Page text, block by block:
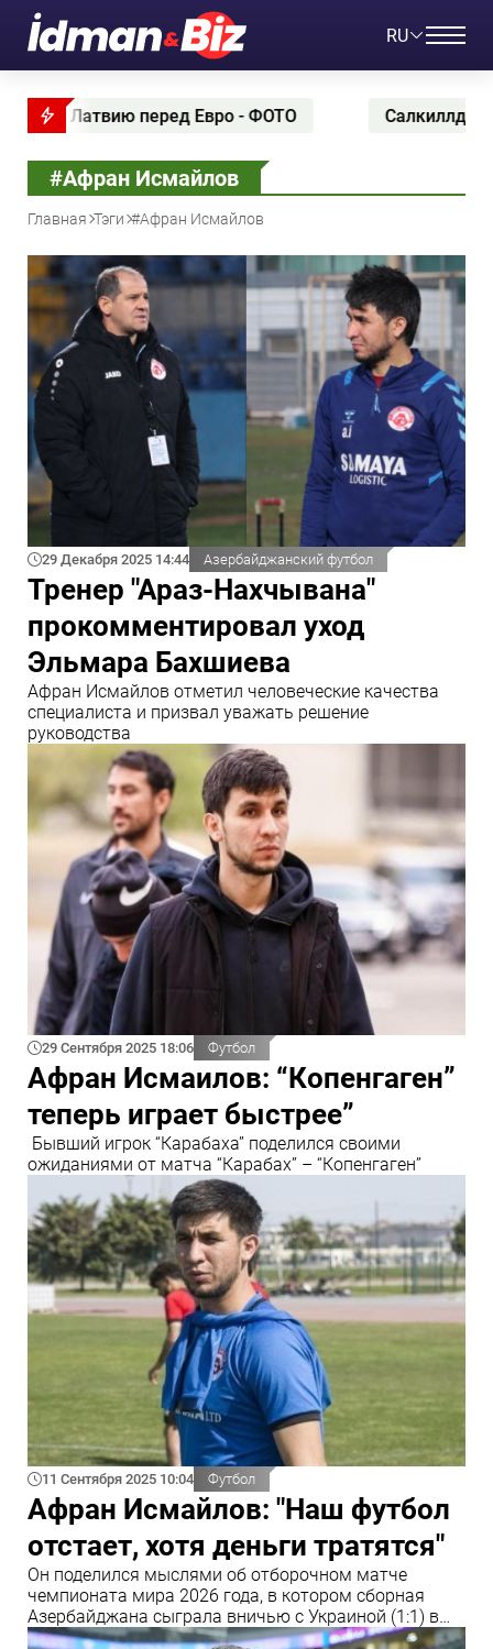
RU
- ФОТО Салкиллд задушил Гамрота в первом
#Афран Исмайлов
Главная Тэги #Афран Исмайлов
29 Декабря 2025 14:44 Азербайджанский футбол
Тренер "Араз-Нахчывана"
прокомментировал уход
Эльмара Бахшиева
Афран Исмайлов отметил человеческие качества
специалиста и призвал уважать решение
руководства
29 Сентября 2025 18:06 Футбол
Афран Исмаилов: “Копенгаген”
теперь играет быстрее”
Бывший игрок “Карабаха” поделился своими
ожиданиями от матча “Карабах” – “Копенгаген”
11 Сентября 2025 10:04 Футбол
Афран Исмайлов: "Наш футбол
отстает, хотя деньги тратятся"
Он поделился мыслями об отборочном матче
чемпионата мира 2026 года, в котором сборная
Азербайджана сыграла вничью с Украиной (1:1) в
Баку